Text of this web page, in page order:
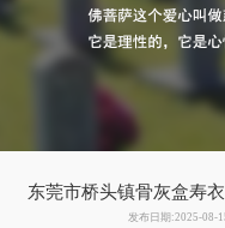
东莞市桥头镇骨灰盒寿
发布日期:2025-08-